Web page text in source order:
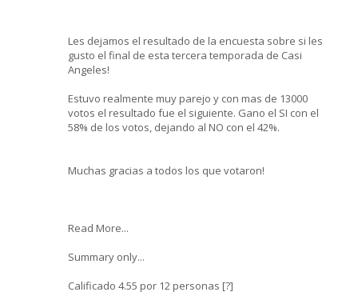
Les dejamos el resultado de la encuesta sobre si les
gusto el final de esta tercera temporada de Casi
Angeles!
Estuvo realmente muy parejo y con mas de 13000
votos el resultado fue el siguiente. Gano el SI con el
58% de los votos, dejando al NO con el 42%.
Muchas gracias a todos los que votaron!
Read More...
Summary only...
Calificado 4.55 por 12 personas [?]